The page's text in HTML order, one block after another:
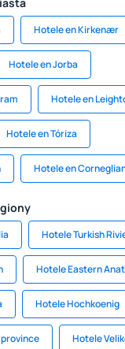
Hotele en Kirkenær
Hotele en Jorba
Hotele en
Hotele en Tóriza
Hotele en
Hotele Turkish
Hotele Eastern
Hotele Hochkoenig
Hotele